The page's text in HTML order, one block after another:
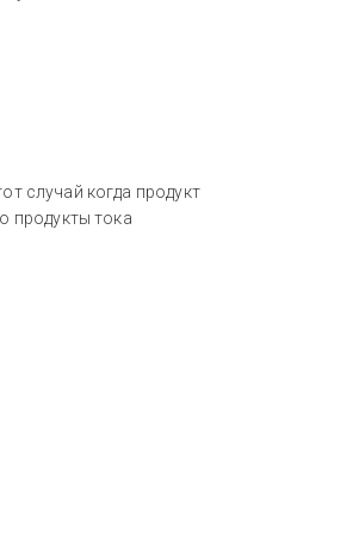
случай когда продукт
продукты тока